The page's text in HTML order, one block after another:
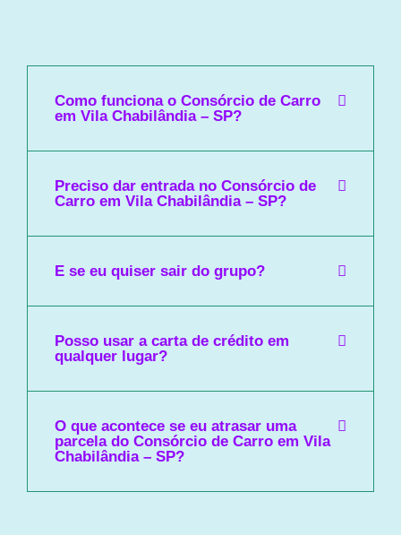
Como funciona o Consórcio de Carro
em Vila Chabilândia – SP?
Preciso dar entrada no Consórcio de
Carro em Vila Chabilândia – SP?
E se eu quiser sair do grupo?
Posso usar a carta de crédito em
qualquer lugar?
O que acontece se eu atrasar uma
parcela do Consórcio de Carro em Vila
Chabilândia – SP?